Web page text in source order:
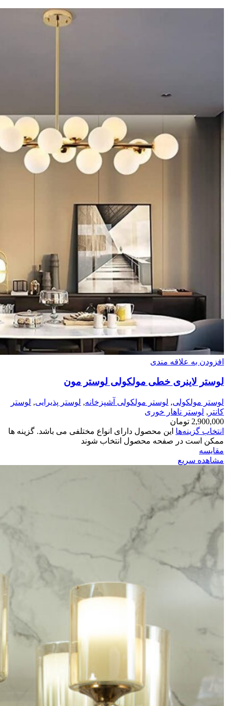
افزودن به علاقه مندی
لوستر لاینری خطی مولکولی لوستر مون
لوستر مولکولی, لوستر مولکولی آشپزخانه, لوستر پذیرایی, لوستر
کانتر , لوستر ناهار خوری
2,900,000 تومان
انتخاب گزینه‌ها این محصول دارای انواع مختلفی می باشد. گزینه ها
ممکن است در صفحه محصول انتخاب شوند
مقایسه
مشاهده سریع